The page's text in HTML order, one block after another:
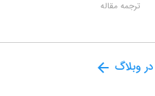
ترجمه مقاله
وبلاگ